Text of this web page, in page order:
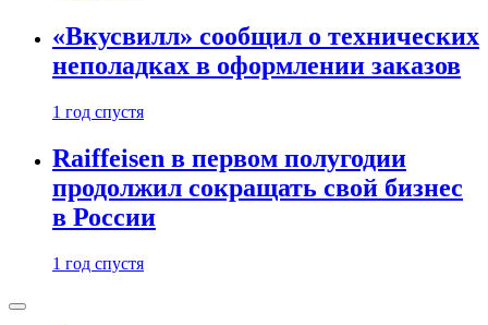
«Вкусвилл» сообщил о технических
неполадках в оформлении заказов
1 год спустя
Raiffeisen в первом полугодии
продолжил сокращать свой бизнес
в России
1 год спустя